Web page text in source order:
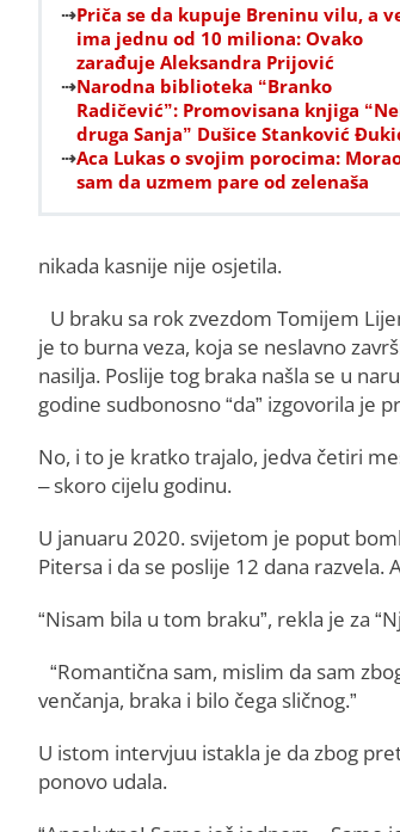
Priča se da kupuje Breninu vilu, a
ima jednu od 10 miliona: Ovako
zarađuje Aleksandra Prijović
Narodna biblioteka “Branko
Radičević”: Promovisana knjiga
druga Sanja” Dušice Stanković
Aca Lukas o svojim porocima:
sam da uzmem pare od zelenaša
nikada kasnije nije osjetila.
U braku sa rok zvezdom Tomijem
je to burna veza, koja se neslavno
nasilja. Poslije tog braka našla se u
godine sudbonosno “da” izgovorila je
No, i to je kratko trajalo, jedva četiri
– skoro cijelu godinu.
U januaru 2020. svijetom je poput
Pitersa i da se poslije 12 dana razvela.
“Nisam bila u tom braku”, rekla je za
“Romantična sam, mislim da sam
venčanja, braka i bilo čega sličnog.”
U istom intervjuu istakla je da zbog
ponovo udala.